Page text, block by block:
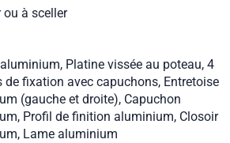
ou à sceller
Platine vissée au poteau, 4
de fixation avec capuchons, Entretoise
(gauche et droite), Capuchon
Profil de finition aluminium, Closoir
Lame aluminium